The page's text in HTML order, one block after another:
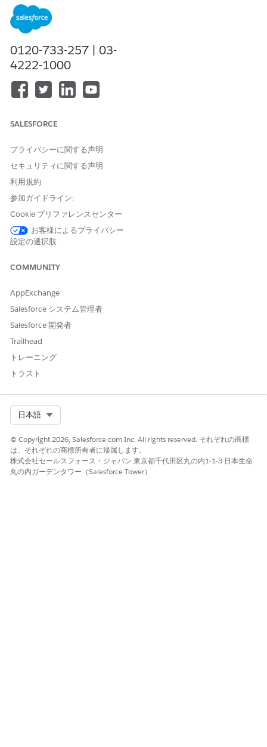
れ、その後 Account Manager は役割を完全に削除する予定で
す。
ナウンスされていました。Account Manager 3.7 以降、Account
Manager では、ユーザーの詳細ページで廃止予定のロールに適切
は、DEPRECATED とマークされているロールは選択しないでくだ
さい。
AppDynamics ユーザ
Configurator 管理者)
この役割は Einstein へのアクセスには必要ありません。
Einstein のログインに必要なのは Account Manager アカ
ウントだけです。Configurator アプリ自体の権限を制御し
ます。
ドキュメンテーション ユーザー
Business Manager Partner (Business Manager パートナー)
Order Management Admin (Order Management 管理者)
Commerce Cloud Order Management 製品に適用されま
Order Management User (Order Management ユーザー)
この役割は、2022 年 7 月 31 日に廃止されたレガシーの
Commerce Cloud Order Management 製品に適用されま
Shopper Login and API Access Service (SLAS) 組織管理者
れません。ユーザーのアクティブなロールである SLAS 組
織管理者 は非推奨ではありません。
SLAS Trusted Agent Read Only (SLAS 信頼できるエージェン
トの読み取り専用)
SLAS Trusted Agent Read Write (SLAS 信頼できるエージェン
トの読み取りと書き込み)
0120-733-257 | 03-
4222-1000
SALESFORCE
プライバシーに関する声明
セキュリティに関する声明
利用規約
参加ガイドライン:
Cookie プリファレンスセンター
お客様によるプライバシー
設定の選択肢
COMMUNITY
AppExchange
Salesforce システム管理者
Salesforce 開発者
Trailhead
トレーニング
トラスト
日本語
© Copyright 2026, Salesforce.com Inc. All rights reserved. それぞれの商標
は、それぞれの商標所有者に帰属します。
株式会社セールスフォース・ジャパン 東京都千代田区丸の内1-1-3 日本生命
丸の内ガーデンタワー（Salesforce Tower）